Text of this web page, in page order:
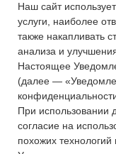
Наш сайт
услуги, наиболее
также накапливать
анализа и
Настоящее
(далее —
При использовании
согласие на
похожих
Сложности
карты» или